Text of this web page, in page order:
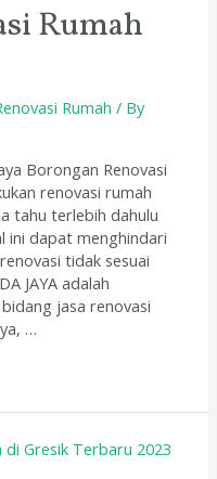
Rumah
Rumah / By
Borongan Renovasi
renovasi rumah
tahu terlebih dahulu
ini dapat menghindari
tidak sesuai
JAYA adalah
jasa renovasi
…